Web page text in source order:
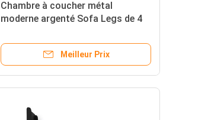
Chambre à coucher métal
moderne argenté Sofa Legs de 4
meubles
Meilleur Prix